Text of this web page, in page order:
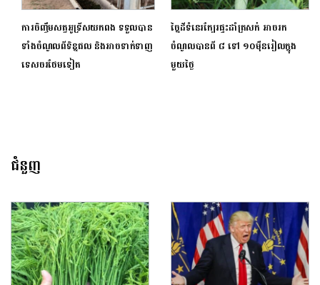
ការចិញ្ចឹមសត្វអូទ្រីសយកពង ទទួលបាន
ទាំងចំណូលពីទិន្នផល និងអាចទាក់ទាញ
ទេសចរថែមទៀត
ច្នៃដីទំនេរក្បែរផ្ទះដាំត្រសក់ អាចរក
ចំណូលបានពី ៨ ទៅ ១០ម៉ឺនរៀលក្នុង
មួយថ្ងៃ
ជំនួញ